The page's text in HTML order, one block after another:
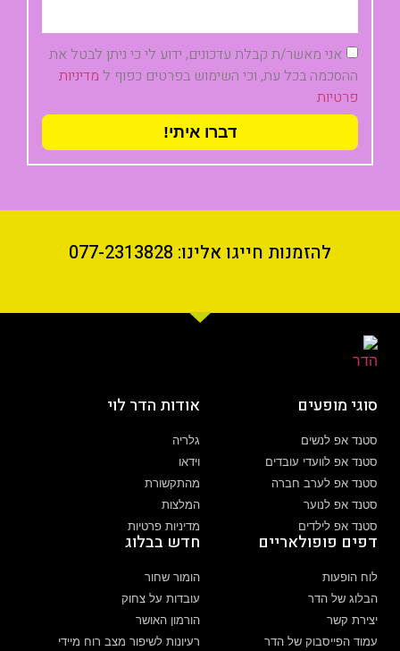
אני מאשר/ת קבלת עדכונים, ידוע לי כי ניתן לבטל את
ההסכמה בכל עת, וכי השימוש בפרטים כפוף ל מדיניות
פרטיות
דברו איתי!
להזמנות חייגו אלינו: 077-2313828
סוגי מופעים
סטנד אפ לנשים
סטנד אפ לוועדי עובדים
סטנד אפ לערב חברה
סטנד אפ לנוער
סטנד אפ לילדים
אודות הדר לוי
גלריה
וידאו
מהתקשורת
המלצות
מדיניות פרטיות
דפים פופולאריים
לוח הופעות
הבלוג של הדר
יצירת קשר
עמוד הפייסבוק של הדר
חדש בבלוג
הומור שחור
עובדות על צחוק
הורמון האושר
רעיונות לשיפור מצב רוח מיידי